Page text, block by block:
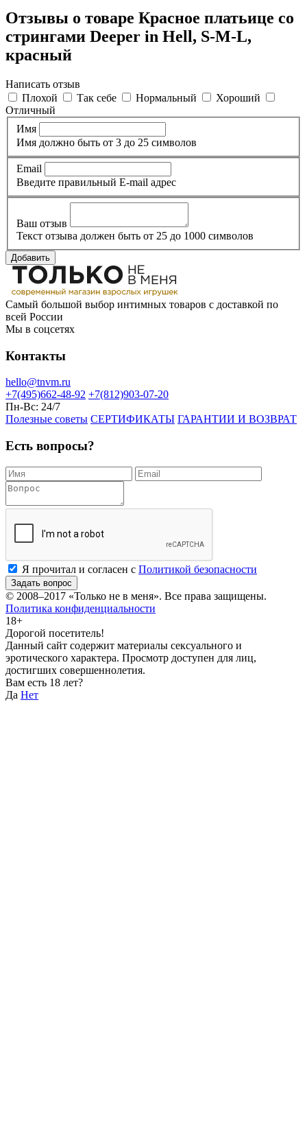
Отзывы о товаре Красное платьице со
стрингами Deeper in Hell, S-M-L,
красный
Написать отзыв
Плохой
Так себе Нормальный
Хороший
Отличный
Имя
Имя должно быть от 3 до 25 символов
Email
Введите правильный E-mail адрес
Ваш отзыв
Текст отзыва должен быть от 25 до 1000 символов
Добавить
Самый большой выбор интимных товаров с доставкой по
всей России
Мы в соцсетях
Контакты
hello@tnvm.ru
+7(495)662-48-92 +7(812)903-07-20
Пн-Вс: 24/7
Полезные советы СЕРТИФИКАТЫ ГАРАНТИИ И ВОЗВРАТ
Есть вопросы?
Я прочитал и согласен с Политикой безопасности
Задать вопрос
© 2008–2017 «Только не в меня». Все права защищены.
Политика конфиденциальности
18+
Дорогой посетитель!
Данный сайт содержит материалы сексуального и
эротического характера. Просмотр доступен для лиц,
достигших совершеннолетия.
Вам есть 18 лет?
Да Нет